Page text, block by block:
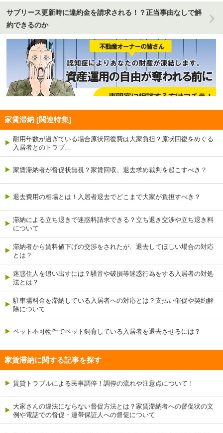
サブリース更新時に違約金を請求される！？正当事由なしで解
約できるのか
家賃滞納 [関連特集]
耐用年数が過ぎている場合原状回復費は大家負担？原状回復をめぐる
入居者とのトラブ…
家賃滞納者が督促状無視？家賃回収、退去求め裁判を起こすべき？
退去費用の相場とは！入居者退去でどこまで大家が負担すべき？
滞納による立ち退きで迷惑料請求できる？立ち退き交渉や立ち退き料
について
滞納者から賃料値下げの交渉をされたが、退去してほしい場合の対応
とは？
迷惑住人を追い出すには？騒音や破損等迷惑行為をする入居者の対処
法とは？
駐車場料金を滞納している入居者への対応とは？支払い催促や契約解
除について
ペット不可物件でペット飼育している入居者を退去させるには？
家賃滞納に関する記事を探す
賃貸トラブルによる民事調停！調停の流れや注意点について！
大家さんの違法にならない督促方法とは？家賃滞納者への督促状の文
例や電話での督促・連帯保証人への督促について